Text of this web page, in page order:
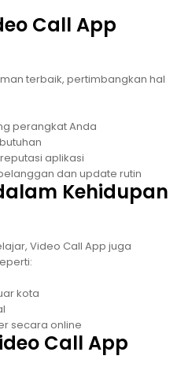
Call App
terbaik, pertimbangkan hal
perangkat Anda
aplikasi
dan update rutin
Kehidupan
Video Call App juga
kota
secara online
Call App